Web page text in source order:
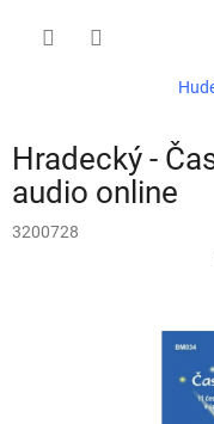
Hradecký -
audio online
3200728